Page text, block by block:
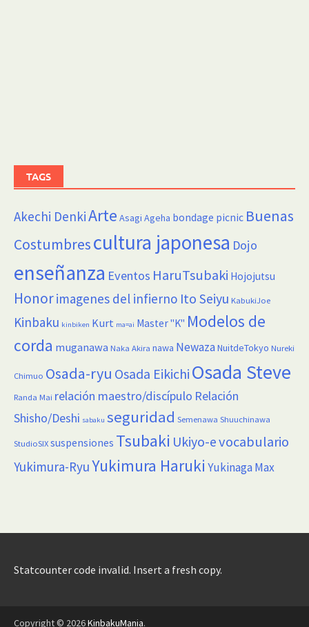
TAGS
Akechi DenkiArte Asagi Ageha bondage picnic Buenas
Costumbrescultura japonesa Dojo
enseñanza Eventos HaruTsubaki Hojojutsu
Honorimagenes del infierno Ito Seiyu KabukiJoe
Kinbaku kinbiken Kurt ma=ai Master "K" Modelos de
corda muganawa Naka Akira nawa NewazaNuitdeTokyo Nureki
Chimuo Osada-ryu Osada Eikichi Osada Steve
Randa Mai relación maestro/discípulo Relación
Shisho/Deshi sabaku seguridad Semenawa Shuuchinawa
StudioSIX suspensiones Tsubaki Ukiyo-evocabulario
Yukimura-RyuYukimura Haruki Yukinaga Max
Statcounter code invalid. Insert a fresh copy.
Copyright © 2026KinbakuMania.